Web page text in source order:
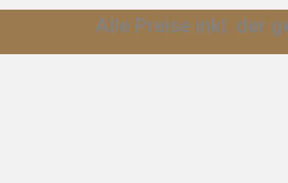
Alle Preise inkl. der